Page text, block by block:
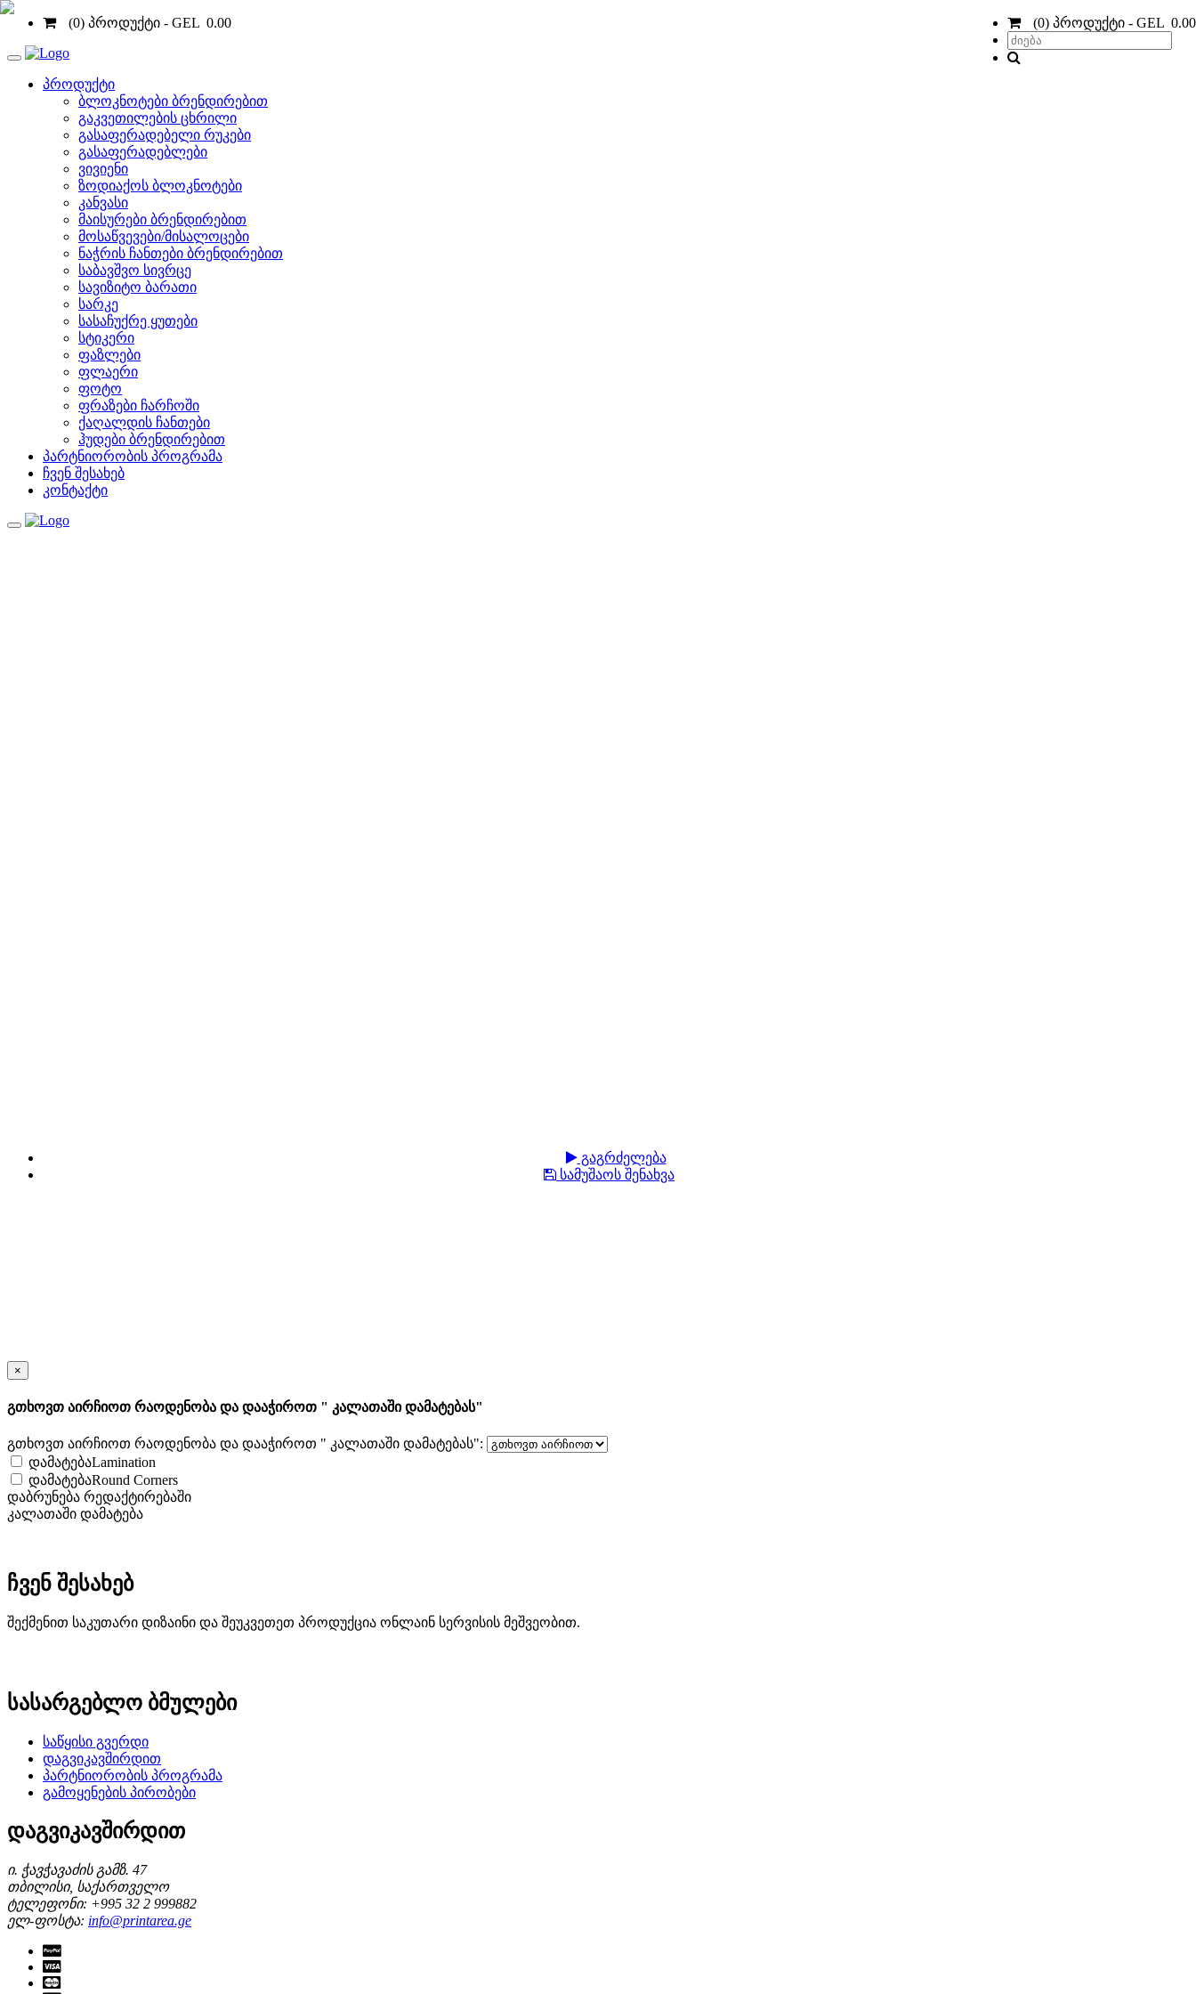
(0) პროდუქტი - GEL 0.00
(0) პროდუქტი - GEL 0.00
Toggle
navigationპროდუქტი
ბლოკნოტები ბრენდირებით
გაკვეთილების ცხრილი
გასაფერადებელი რუკები
გასაფერადებლები
ვივიენი
ზოდიაქოს ბლოკნოტები
კანვასი
მაისურები ბრენდირებით
მოსაწვევები/მისალოცები
ნაჭრის ჩანთები ბრენდირებით
საბავშვო სივრცე
სავიზიტო ბარათი
სარკე
სასაჩუქრე ყუთები
სტიკერი
ფაზლები
ფლაერი
ფოტო
ფრაზები ჩარჩოში
ქაღალდის ჩანთები
ჰუდები ბრენდირებით
პარტნიორობის პროგრამა
ჩვენ შესახებ
კონტაქტი
Toggle
მთავარი»სავიზიტო ბარათი »კატეგორიები »
შეგიძიათ დაამატოთ/ შეცვალოთ ტექსტი და სურათები,
როდეცაც დაასრულებთ ნიმუშის გაკეთებას, დააჭირეთ
გაიმეორეთ იგივე ყველა გვერდის შემთხვევაში, და დააჭირეთ
წინა
სავალდებულო
უკან
დამატებითი
გაგრძელება
სამუშაოს შენახვა
×
გთხოვთ აირჩიოთ რაოდენობა და დააჭიროთ " კალათაში დამატებას"
გთხოვთ აირჩიოთ რაოდენობა და დააჭიროთ " კალათაში დამატებას":
დამატებაLamination
დამატებაRound Corners
დაბრუნება რედაქტირებაში
კალათაში დამატება
ჩვენ შესახებ
შექმენით საკუთარი დიზაინი და შეუკვეთეთ პროდუქცია ონლაინ სერვისის მეშვეობით.
სასარგებლო ბმულები
საწყისი გვერდი
დაგვიკავშირდით
პარტნიორობის პროგრამა
გამოყენების პირობები
დაგვიკავშირდით
ი. ჭავჭავაძის გამზ. 47
თბილისი, საქართველო
ტელეფონი: +995 32 2 999882
ელ-ფოსტა: info@printarea.ge